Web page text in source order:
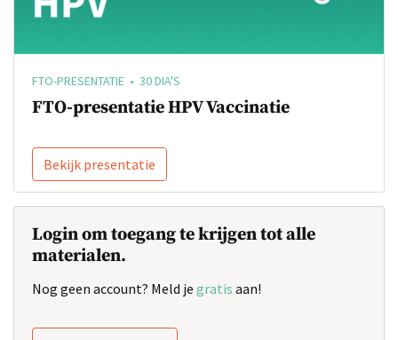
FTO-PRESENTATIE • 30 DIA'S
FTO-presentatie HPV Vaccinatie
Bekijk presentatie
Login om toegang te krijgen tot alle
materialen.
Nog geen account? Meld je gratis aan!